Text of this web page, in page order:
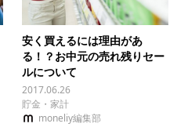
安く買えるには理由があ
る！？お中元の売れ残りセー
ルについて
2017.06.26
貯金・家計
moneliy編集部